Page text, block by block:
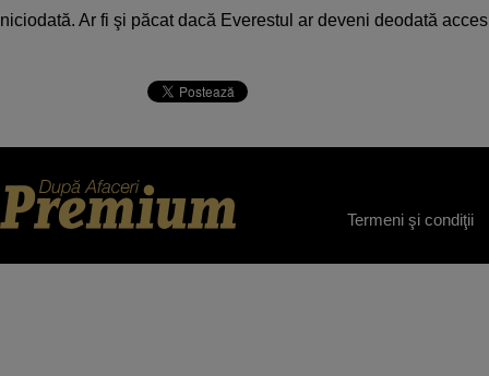
niciodată. Ar fi şi păcat dacă Everestul ar deveni deodată
Termeni şi condiţii